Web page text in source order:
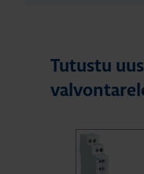
Tutustu